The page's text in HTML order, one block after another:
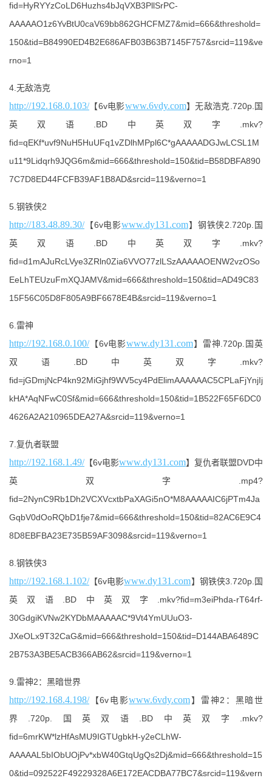
fid=HyRYYzCoLD6Huzhs4bJqVXB3PllSrPC-
AAAAAO1z6YvBtU0caV69bb862GHCFMZ7&mid=666&threshold=
150&tid=B84990ED4B2E686AFB03B63B7145F757&srcid=119&ve
rno=1
4.无敌浩克
http://192.168.0.103/ 【6v电影www.6vdy.com】无敌浩克.720p.国
英双语.BD中英双字.mkv?
fid=qEKf*uvf9NuH5HuUFq1vZDlhMPpl6C*gAAAAADGJwLCSL1M
u11*9Lidqrh9JQG6m&mid=666&threshold=150&tid=B58DBFA890
7C7D8ED44FCFB39AF1B8AD&srcid=119&verno=1
5.钢铁侠2
http://183.48.89.30/ 【6v电影www.dy131.com】钢铁侠2.720p.国
英双语.BD中英双字.mkv?
fid=d1mAJuRcLVye3ZRln0Zia6VVO77zlLSzAAAAAOENW2vzOSo
EeLhTEUzuFmXQJAMV&mid=666&threshold=150&tid=AD49C83
15F56C05D8F805A9BF6678E4B&srcid=119&verno=1
6.雷神
http://192.168.0.100/ 【6v电影www.dy131.com】雷神.720p.国英
双语.BD中英双字.mkv?
fid=jGDmjNcP4kn92MiGjhf9WV5cy4PdElimAAAAAAC5CPLaFjYnjIj
kHA*AqNFwC0Sf&mid=666&threshold=150&tid=1B522F65F6DC0
4626A2A210965DEA27A&srcid=119&verno=1
7.复仇者联盟
http://192.168.1.49/ 【6v电影www.dy131.com】复仇者联盟DVD中
英双字.mp4?
fid=2NynC9Rb1Dh2VCXVcxtbPaXAGi5nO*M8AAAAAIC6jPTm4Ja
GqbV0dOoRQbD1fje7&mid=666&threshold=150&tid=82AC6E9C4
8D8EBFBA23E735B59AF3098&srcid=119&verno=1
8.钢铁侠3
http://192.168.1.102/ 【6v电影www.dy131.com】钢铁侠3.720p.国
英双语.BD中英双字.mkv?fid=m3eiPhda-rT64rf-
30GdgiKVNw2KYDbMAAAAAC*9Vt4YmUUuO3-
JXeOLx9T32CaG&mid=666&threshold=150&tid=D144ABA6489C
2B753A3BE5ACB366AB62&srcid=119&verno=1
9.雷神2：黑暗世界
http://192.168.4.198/ 【6v电影www.6vdy.com】雷神2：黑暗世
界.720p.国英双语.BD中英双字.mkv?
fid=6mrKW*lzHfAsMU9IGTUgbkH-y2eCLhW-
AAAAAL5bIObUOjPv*xbW40GtqUgQs2Dj&mid=666&threshold=15
0&tid=092522F49229328A6E172EACDBA77BC7&srcid=119&vern